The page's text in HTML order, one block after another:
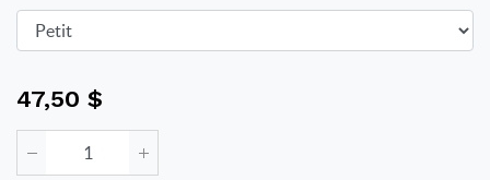
47,50 $